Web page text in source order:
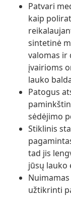
Patvari
kaip
sintetinė
valomas ir
įvairioms
lauko
Patogus
sėdėjimo
Stiklinis
tad jis
jūsų lauko
užtikrinti